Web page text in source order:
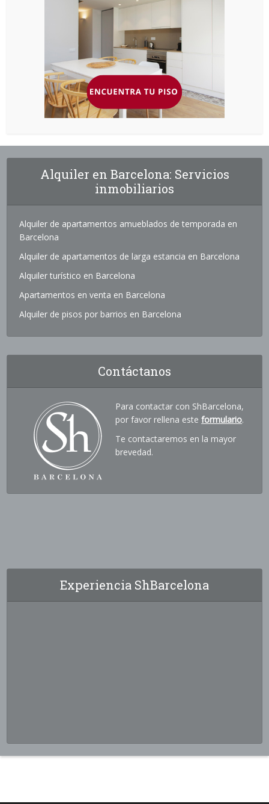
Alquiler en Barcelona: Servicios
inmobiliarios
Alquiler de apartamentos amueblados de temporada en
Barcelona
Alquiler de apartamentos de larga estancia en Barcelona
Alquiler turístico en Barcelona
Apartamentos en venta en Barcelona
Alquiler de pisos por barrios en Barcelona
Contáctanos
Para contactar con ShBarcelona,
por favor rellena esteformulario.
Te contactaremos en la mayor
brevedad.
Experiencia ShBarcelona